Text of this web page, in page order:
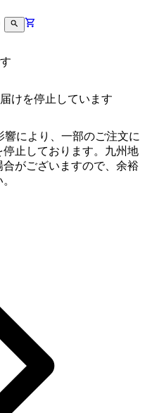
けを停止しています
響により、一部のご注文に
止しております。九州地
がございますので、余裕